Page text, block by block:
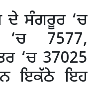
ਦੇ ਸੰਗਰੂਰ ‘ਚ
‘ਚ 7577,
‘ਚ 37025
ਇਕੱਠੇ ਇਹ